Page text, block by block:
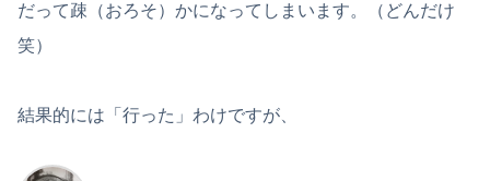
だって疎（おろそ）かになってしまいます。（どんだけ
笑）
結果的には「行った」わけですが、